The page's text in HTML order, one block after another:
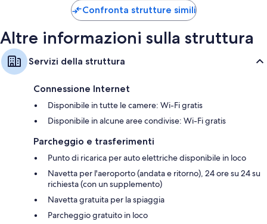
307 €
Confronta strutture simili
Altre informazioni sulla struttura
Servizi della struttura
Connessione Internet
Disponibile in tutte le camere: Wi-Fi gratis
Disponibile in alcune aree condivise: Wi-Fi gratis
Parcheggio e trasferimenti
Punto di ricarica per auto elettriche disponibile in loco
Navetta per l'aeroporto (andata e ritorno), 24 ore su 24 su
richiesta (con un supplemento)
Navetta gratuita per la spiaggia
Parcheggio gratuito in loco